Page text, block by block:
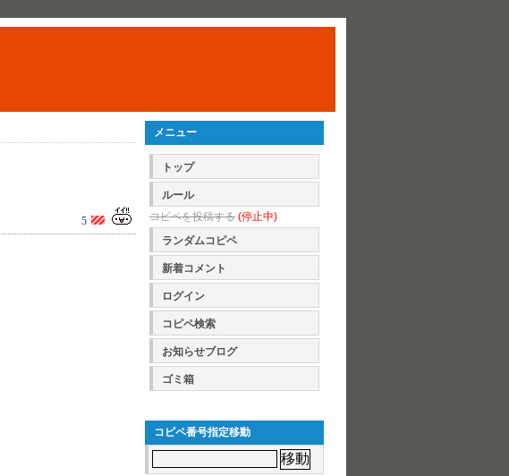
5
メニュー
トップ
ルール
コピペを投稿する (停止中)
ランダムコピペ
新着コメント
ログイン
コピペ検索
お知らせブログ
ゴミ箱
コピペ番号指定移動